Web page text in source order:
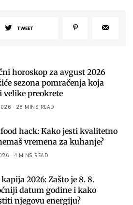
TWEET
horoskop za avgust 2026
sezona pomračenja koja
velike preokrete
28 MINS READ
hack: Kako jesti kvalitetno
vremena za kuhanje?
4 MINS READ
2026: Zašto je 8. 8.
datum godine i kako
njegovu energiju?